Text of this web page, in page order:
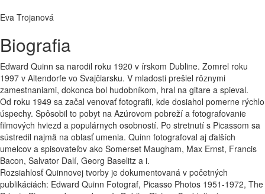
Eva Trojanová
Biografia
Edward Quinn sa narodil roku 1920 v írskom Dubline. Zomrel roku
1997 v Altendorfe vo Švajčiarsku. V mladosti prešiel rôznymi
zamestnaniami, dokonca bol hudobníkom, hral na gitare a spieval.
Od roku 1949 sa začal venovať fotografii, kde dosiahol pomerne rýchlo
úspechy. Spôsobil to pobyt na Azúrovom pobreží a fotografovanie
filmových hviezd a populárnych osobností. Po stretnutí s Picassom sa
sústredil najmä na oblasť umenia. Quinn fotografoval aj ďalších
umelcov a spisovateľov ako Somerset Maugham, Max Ernst, Francis
Bacon, Salvator Dalí, Georg Baselitz a i.
Rozsiahlosť Quinnovej tvorby je dokumentovaná v početných
publikáciách: Edward Quinn Fotograf, Picasso Photos 1951-1972, The